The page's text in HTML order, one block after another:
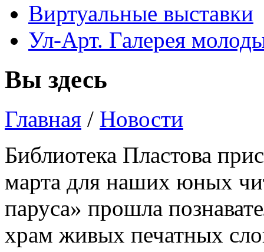
Виртуальные выставки
Ул-Арт. Галерея
Вы здесь
Главная / Новости
Библиотека Пластова
марта для наших юных
паруса» прошла
храм живых печатных